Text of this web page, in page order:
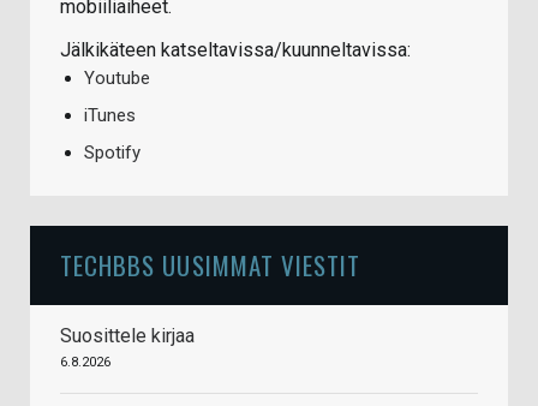
mobiiliaiheet.
Jälkikäteen katseltavissa/kuunneltavissa:
Youtube
iTunes
Spotify
TECHBBS UUSIMMAT VIESTIT
Suosittele kirjaa
6.8.2026